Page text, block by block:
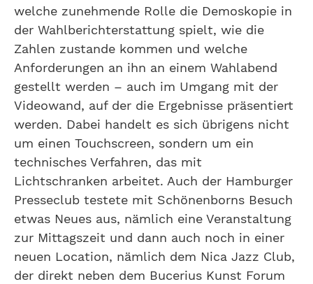
welche zunehmende Rolle die Demoskopie in
der Wahlberichterstattung spielt, wie die
Zahlen zustande kommen und welche
Anforderungen an ihn an einem Wahlabend
gestellt werden – auch im Umgang mit der
Videowand, auf der die Ergebnisse präsentiert
werden. Dabei handelt es sich übrigens nicht
um einen Touchscreen, sondern um ein
technisches Verfahren, das mit
Lichtschranken arbeitet. Auch der Hamburger
Presseclub testete mit Schönenborns Besuch
etwas Neues aus, nämlich eine Veranstaltung
zur Mittagszeit und dann auch noch in einer
neuen Location, nämlich dem Nica Jazz Club,
der direkt neben dem Bucerius Kunst Forum